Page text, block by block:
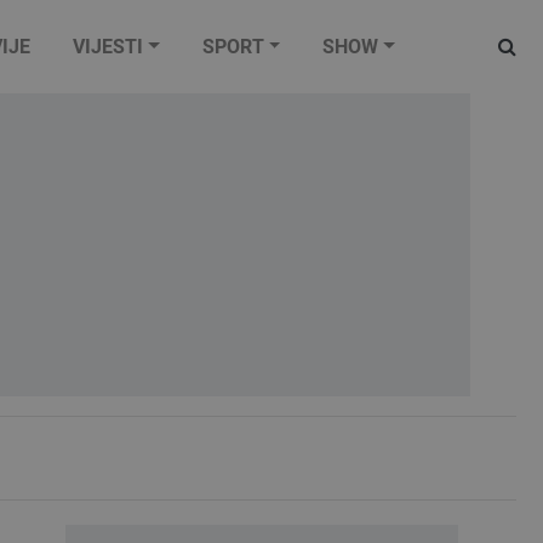
VIJESTI SPORT SHOW